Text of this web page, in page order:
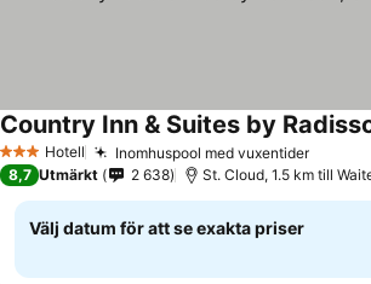
3 StjärnorHotell Inomhuspool med vuxentider
8,7 Utmärkt 2 638 St. Cloud, 1.5 km till
Välj datum för att se exakta priser